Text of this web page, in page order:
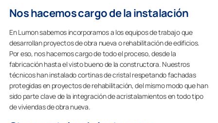
Nos hacemos cargo de la instalación
En Lumon sabemos incorporamos a los equipos de trabajo que
desarrollan proyectos de obra nueva o rehabilitación de edificios.
Por eso, nos hacemos cargo de todo el proceso, desde la
fabricación hasta el visto bueno de la constructora. Nuestros
técnicos han instalado cortinas de cristal respetando fachadas
protegidas en proyectos de rehabilitación, del mismo modo que han
sido parte clave de la integración de acristalamientos en todo tipo
de viviendas de obra nueva.